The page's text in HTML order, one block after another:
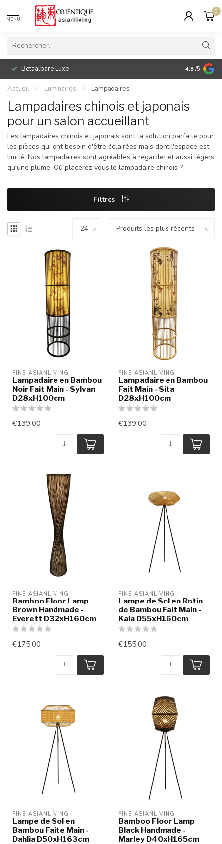
MENU
0
Betaalbare Luxe 4.8 /5
Accueil / Luminaires / Lampadaires
Lampadaires chinois et japonais
pour un salon accueillant
Les lampadaires chinois et japonais sont la solution parfaite pour
les pièces qui ont besoin d'être éclairées mais dont l'espace est
limité. Nos lampadaires sont agréables à regarder et aussi légers
qu'une plume. Où placerez-vous le lampadaire chinois ?
Filtres
FINE ASIANLIVING
Lampadaire en Bambou
Noir Fait Main - Sylvan
D28xH100cm
€139,00
FINE ASIANLIVING
Lampadaire en Bambou
Fait Main - Sita
D28xH100cm
€139,00
FINE ASIANLIVING
Bamboo Floor Lamp
Brown Handmade -
Everett D32xH160cm
€175,00
FINE ASIANLIVING
Lampe de Sol en Rotin
de Bambou Fait Main -
Kaia D55xH160cm
€155,00
FINE ASIANLIVING
Lampe de Sol en
Bambou Faite Main -
Dahlia D50xH163cm
FINE ASIANLIVING
Bamboo Floor Lamp
Black Handmade -
Marley D40xH165cm